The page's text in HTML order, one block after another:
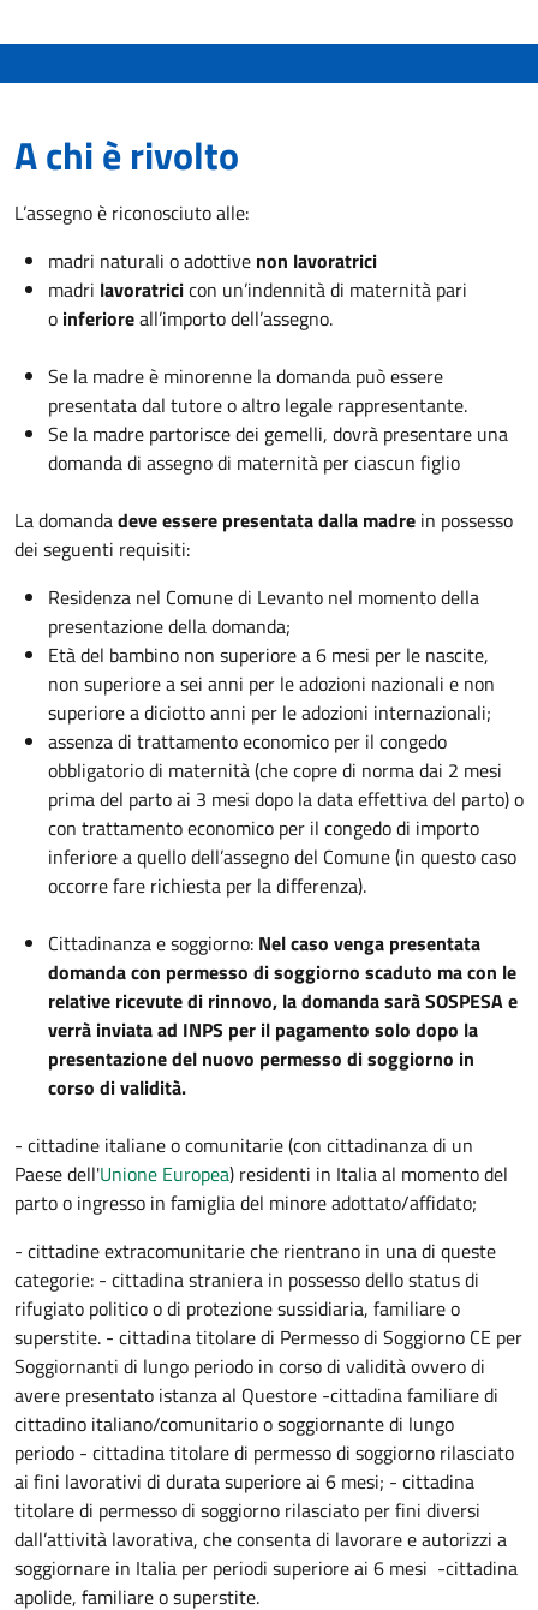
A chi è rivolto
L’assegno è riconosciuto alle:
madri naturali o adottive non lavoratrici
madri lavoratricicon un’indennità di maternità pari
o inferioreall’importo dell’assegno.
Se la madre è minorenne la domanda può essere
presentata dal tutore o altro legale rappresentante.
Se la madre partorisce dei gemelli, dovrà presentare una
domanda di assegno di maternità per ciascun figlio
La domandadeve essere presentata dalla madre in possesso
dei seguenti requisiti:
Residenza nel Comune di Levanto nel momento della
presentazione della domanda;
Età del bambino non superiore a 6 mesi per le nascite,
non superiore a sei anni per le adozioni nazionali e non
superiore a diciotto anni per le adozioni internazionali;
assenza di trattamento economico per il congedo
obbligatorio di maternità (che copre di norma dai 2 mesi
prima del parto ai 3 mesi dopo la data effettiva del parto) o
con trattamento economico per il congedo di importo
inferiore a quello dell’assegno del Comune (in questo caso
occorre fare richiesta per la differenza).
Cittadinanza e soggiorno: Nel caso venga presentata
domanda con permesso di soggiorno scaduto ma con le
relative ricevute di rinnovo, la domanda sarà SOSPESA e
verrà inviata ad INPS per il pagamento solo dopo la
presentazione del nuovo permesso di soggiorno in
corso di validità.
- cittadine italiane o comunitarie (con cittadinanza di un
Paese dell'Unione Europea) residenti in Italia al momento del
parto o ingresso in famiglia del minore adottato/affidato;
- cittadine extracomunitarie che rientrano in una di queste
categorie: - cittadina straniera in possesso dello status di
rifugiato politico o di protezione sussidiaria, familiare o
superstite. - cittadina titolare di Permesso di Soggiorno CE per
Soggiornanti di lungo periodo in corso di validità ovvero di
avere presentato istanza al Questore -cittadina familiare di
cittadino italiano/comunitario o soggiornante di lungo
periodo - cittadina titolare di permesso di soggiorno rilasciato
ai fini lavorativi di durata superiore ai 6 mesi; - cittadina
titolare di permesso di soggiorno rilasciato per fini diversi
dall’attività lavorativa, che consenta di lavorare e autorizzi a
soggiornare in Italia per periodi superiore ai 6 mesi -cittadina
apolide, familiare o superstite.